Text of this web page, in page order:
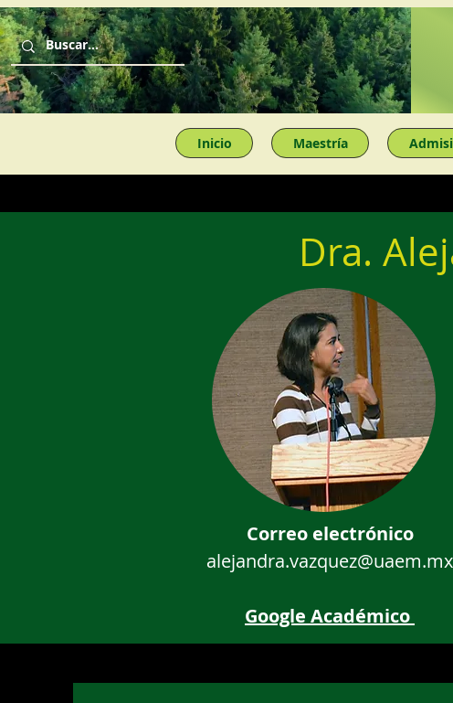
Inicio Maestría
Dra.
Correo electrónico
alejandra.vazquez@uaem.mx
Google Académico